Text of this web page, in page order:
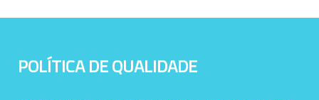
POLÍTICA DE QUALIDADE